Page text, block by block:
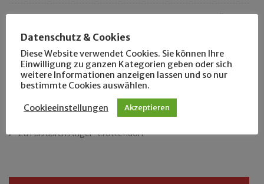
Der Leipziger Schmiedetag von 1904
Rennfahrer in Schönefeld und Zschocher
Zu Fuß durch Anger-Crottendorf
Datenschutz & Cookies
Diese Website verwendet Cookies. Sie können Ihre
Einwilligung zu ganzen Kategorien geben oder sich
weitere Informationen anzeigen lassen und so nur
bestimmte Cookies auswählen.
Cookieeinstellungen Akzeptieren